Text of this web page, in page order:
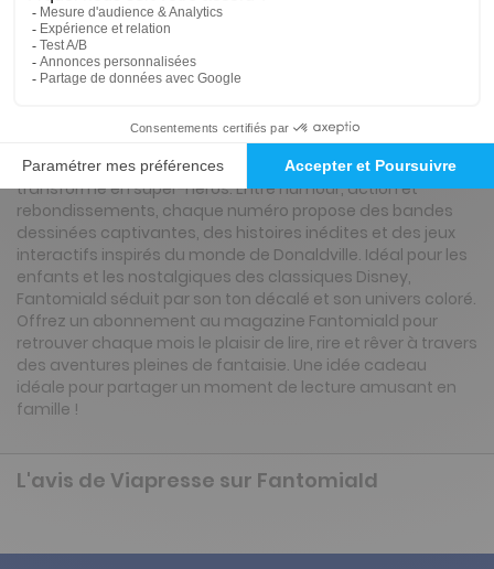
Présentation du magazine Fantomiald
Fantomiald, c’est le héros masqué de l’univers Disney que
petits et grands adorent ! Ce magazine plonge les lecteurs
dans les aventures épiques et drôles de Donald
transformé en super-héros. Entre humour, action et
rebondissements, chaque numéro propose des bandes
dessinées captivantes, des histoires inédites et des jeux
interactifs inspirés du monde de Donaldville. Idéal pour les
enfants et les nostalgiques des classiques Disney,
Fantomiald séduit par son ton décalé et son univers coloré.
Offrez un abonnement au magazine Fantomiald pour
retrouver chaque mois le plaisir de lire, rire et rêver à travers
des aventures pleines de fantaisie. Une idée cadeau
idéale pour partager un moment de lecture amusant en
famille !
L'avis de Viapresse sur Fantomiald